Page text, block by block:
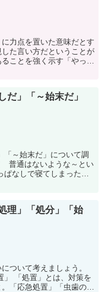
力点を置いた意味だとす
た言い方だということが
ことを強く示す「やっ
だ」「～始末だ」
「～始末だ」について調
普通はないような～とい
ぱなしで寝てしまった。
理」「処分」「始
ついて考えましょう。
」 「処置」とは、対策を
「応急処置」「虫歯の処